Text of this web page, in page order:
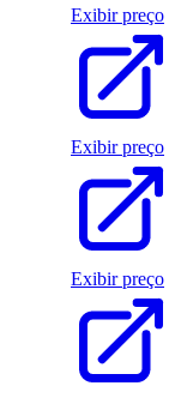
Exibir preço
Exibir preço
Exibir preço